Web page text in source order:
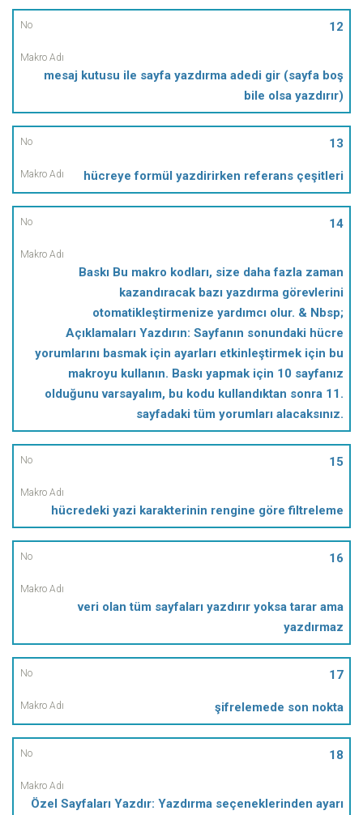
12
mesaj kutusu ile sayfa yazdırma adedi gir (sayfa boş
bile olsa yazdırır)
13
hücreye formül yazdirirken referans çeşitleri
14
Baskı Bu makro kodları, size daha fazla zaman
kazandıracak bazı yazdırma görevlerini
otomatikleştirmenize yardımcı olur. & Nbsp;
Açıklamaları Yazdırın: Sayfanın sonundaki hücre
yorumlarını basmak için ayarları etkinleştirmek için bu
makroyu kullanın. Baskı yapmak için 10 sayfanız
olduğunu varsayalım, bu kodu kullandıktan sonra 11.
sayfadaki tüm yorumları alacaksınız.
15
hücredeki yazi karakterinin rengine göre filtreleme
16
veri olan tüm sayfaları yazdırır yoksa tarar ama
yazdırmaz
17
şifrelemede son nokta
18
Özel Sayfaları Yazdır: Yazdırma seçeneklerinden ayarı